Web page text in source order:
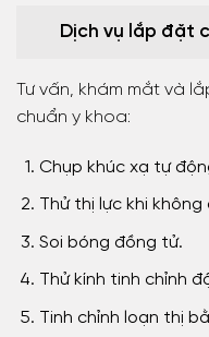
Dịch vụ lắp đặt
Tư vấn, khám mắt và
chuẩn y khoa:
Chụp khúc xạ tự
Thử thị lực khi không
Soi bóng đồng tử.
Thử kính tinh chỉnh
Tinh chỉnh loạn thị